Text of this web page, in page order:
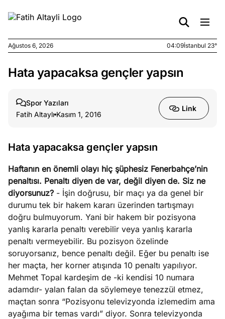
Ağustos
stok
caiz
Ağustos
umutlu
ister
Ağustos
3, 2026
yerde
şeye ne
Köşe
Yazıları
Spor
Yazıları
Yazıları
Ağustos 6, 2026 04:09İstanbul 23°
Hata yapacaksa gençler yapsın
Spor Yazıları
Fatih Altaylı Kasım 1, 2016
Link
Hata yapacaksa gençler yapsın
Haftanın en önemli olayı hiç şüphesiz Fenerbahçe’nin
penaltısı. Penaltı diyen de var, değil diyen de. Siz ne
diyorsunuz? - İşin doğrusu, bir maçı ya da genel bir
durumu tek bir hakem kararı üzerinden tartışmayı
doğru bulmuyorum. Yani bir hakem bir pozisyona
yanlış kararla penaltı verebilir veya yanlış kararla
penaltı vermeyebilir. Bu pozisyon özelinde
soruyorsanız, bence penaltı değil. Eğer bu penaltı ise
her maçta, her korner atışında 10 penaltı yapılıyor.
Mehmet Topal kardeşim de -ki kendisi 10 numara
adamdır- yalan falan da söylemeye tenezzül etmez,
maçtan sonra “Pozisyonu televizyonda izlemedim ama
ayağıma bir temas vardı” diyor. Sonra televizyonda